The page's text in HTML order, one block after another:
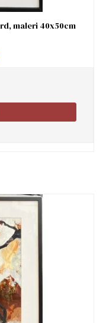
maleri 40x50cm